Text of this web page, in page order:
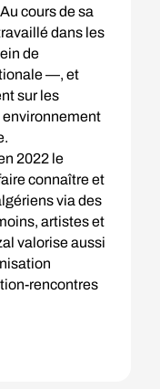
cours de sa
dans les
de
—, et
sur les
2022 le
connaître et
via des
artistes et
valorise aussi
rencontres